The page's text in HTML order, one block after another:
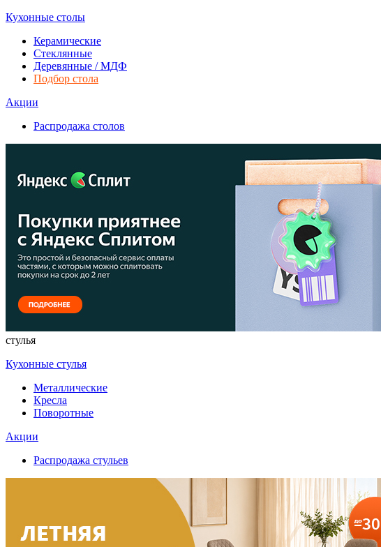
Кухонные столы
Керамические
Стеклянные
Деревянные / МДФ
Подбор стола
Акции
Распродажа столов
стулья
Кухонные стулья
Металлические
Кресла
Поворотные
Акции
Распродажа стульев